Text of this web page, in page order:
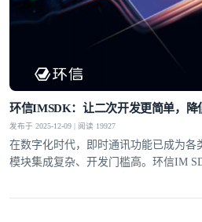
环信IMSDK：让二次开发更简单，
发布于 2025-12-09 | 阅读 19927
在数字化时代，即时通讯功能已成为
模块集成复杂、开发门槛高。环信IM
验的开发者，也能快速实现单聊、群聊